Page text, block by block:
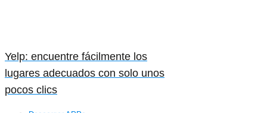
Yelp: encuentre fácilmente los
lugares adecuados con solo unos
pocos clics